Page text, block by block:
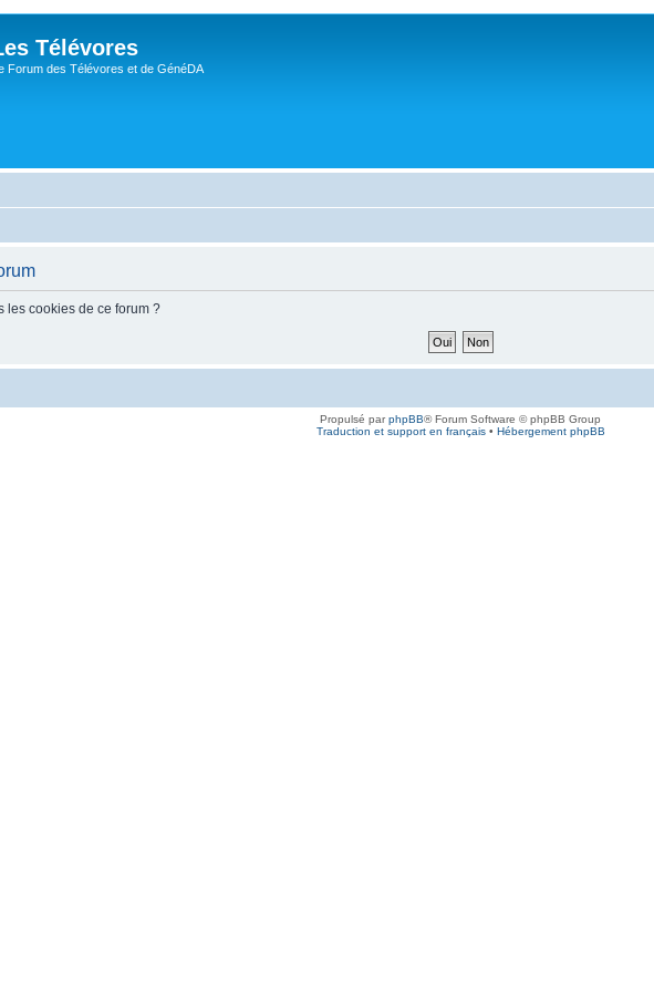
Télévores
Forum des Télévores et de GénéDA
les cookies de ce forum ?
Propulsé parphpBB® Forum Software © phpBB Group
Traduction et support en français• Hébergement phpBB